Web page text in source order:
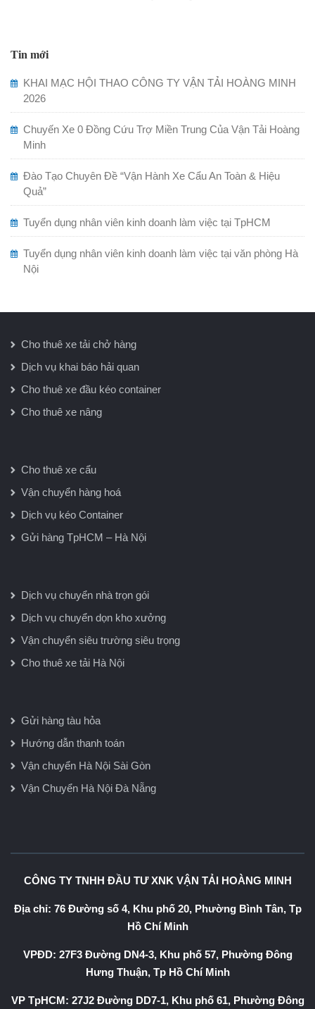
Tin mới
KHAI MẠC HỘI THAO CÔNG TY VẬN TẢI HOÀNG MINH
2026
Chuyến Xe 0 Đồng Cứu Trợ Miền Trung Của Vận Tải Hoàng
Minh
Đào Tạo Chuyên Đề “Vận Hành Xe Cẩu An Toàn & Hiệu
Quả”
Tuyển dụng nhân viên kinh doanh làm việc tại TpHCM
Tuyển dụng nhân viên kinh doanh làm việc tại văn phòng Hà
Nội
Cho thuê xe tải chở hàng
Dịch vụ khai báo hải quan
Cho thuê xe đầu kéo container
Cho thuê xe nâng
Cho thuê xe cẩu
Vận chuyển hàng hoá
Dịch vụ kéo Container
Gửi hàng TpHCM – Hà Nội
Dịch vụ chuyển nhà trọn gói
Dịch vụ chuyển dọn kho xưởng
Vận chuyển siêu trường siêu trọng
Cho thuê xe tải Hà Nội
Gửi hàng tàu hỏa
Hướng dẫn thanh toán
Vận chuyển Hà Nội Sài Gòn
Vận Chuyển Hà Nội Đà Nẵng
CÔNG TY TNHH ĐẦU TƯ XNK VẬN TẢI HOÀNG MINH
Địa chỉ: 76 Đường số 4, Khu phố 20, Phường Bình Tân, Tp
Hồ Chí Minh
VPĐD: 27F3 Đường DN4-3, Khu phố 57, Phường Đông
Hưng Thuận, Tp Hồ Chí Minh
VP TpHCM: 27J2 Đường DD7-1, Khu phố 61, Phường Đông